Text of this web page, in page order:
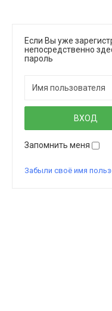
Если Вы уже
непосредственно
пароль
Запомнить меня
Забыли своё имя